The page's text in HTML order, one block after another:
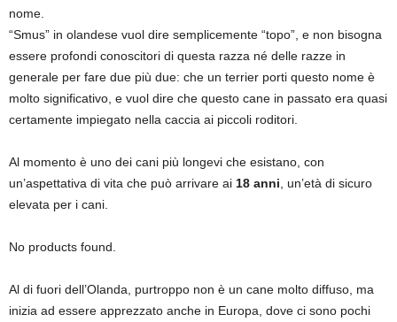
nome.
“Smus” in olandese vuol dire semplicemente “topo”, e non bisogna
essere profondi conoscitori di questa razza né delle razze in
generale per fare due più due: che un terrier porti questo nome è
molto significativo, e vuol dire che questo cane in passato era quasi
certamente impiegato nella caccia ai piccoli roditori.
Al momento è uno dei cani più longevi che esistano, con
un’aspettativa di vita che può arrivare ai 18 anni , un’età di sicuro
elevata per i cani.
No products found.
Al di fuori dell’Olanda, purtroppo non è un cane molto diffuso, ma
inizia ad essere apprezzato anche in Europa, dove ci sono pochi